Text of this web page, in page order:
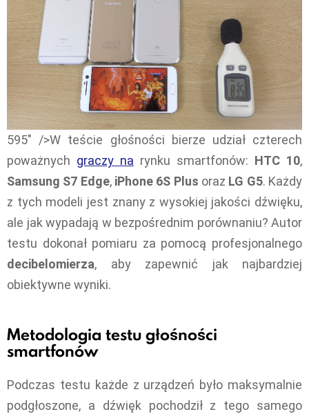
595" />W teście głośności bierze udział czterech
poważnych graczy na rynku smartfonów: HTC 10,
Samsung S7 Edge, iPhone 6S Plus oraz LG G5. Każdy
z tych modeli jest znany z wysokiej jakości dźwięku,
ale jak wypadają w bezpośrednim porównaniu? Autor
testu dokonał pomiaru za pomocą profesjonalnego
decibelomierza, aby zapewnić jak najbardziej
obiektywne wyniki.
Metodologia testu głośności
smartfonów
Podczas testu każde z urządzeń było maksymalnie
podgłoszone, a dźwięk pochodził z tego samego